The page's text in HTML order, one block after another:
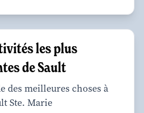
les plus
de Sault
des meilleures choses à
Ste. Marie